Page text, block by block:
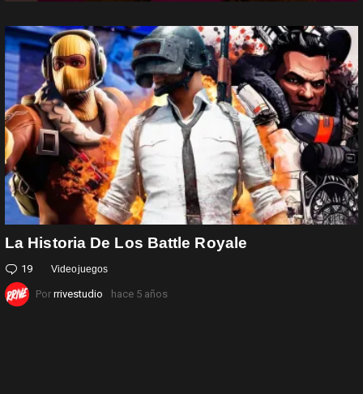
19 Comentarios
Videojuegos
La Historia De Los Battle Royale
Por rrivestudio hace 5 años